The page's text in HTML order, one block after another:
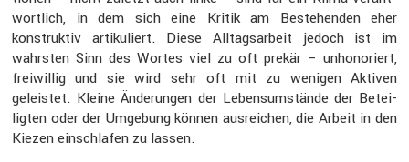
wort­lich, in dem sich eine Kritik am Bestehenden eher
konstruktiv artiku­liert. Diese Alltags­ar­beit jedoch ist im
wahrsten Sinn des Wortes viel zu oft prekär – unhono­riert,
freiwillig und sie wird sehr oft mit zu wenigen Aktiven
geleistet. Kleine Änderungen der Lebens­um­stände der Betei­
ligten oder der Umgebung können ausrei­chen, die Arbeit in den
Kiezen einschlafen zu lassen.